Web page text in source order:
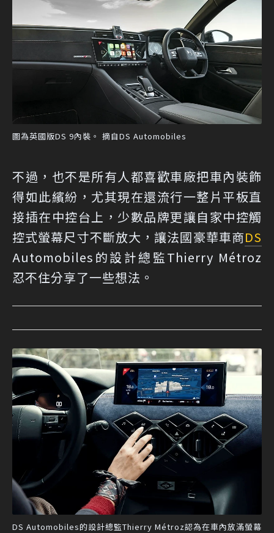
圖為英國版DS 9內裝。 摘自DS Automobiles
不過，也不是所有人都喜歡車廠把車內裝飾
得如此繽紛，尤其現在還流行一整片平板直
接插在中控台上，少數品牌更讓自家中控觸
控式螢幕尺寸不斷放大，讓法國豪華車商DS
Automobiles的設計總監Thierry Métroz
忍不住分享了一些想法。
DS Automobiles的設計總監Thierry Métroz認為在車內放滿螢幕